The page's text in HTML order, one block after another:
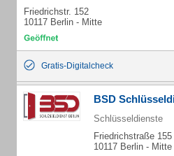
Friedrichstr. 152
10117 Berlin - Mitte
Gratis-Digitalcheck
BSD
Schlüsseldienste
Friedrichstraße 155
10117 Berlin - Mitte